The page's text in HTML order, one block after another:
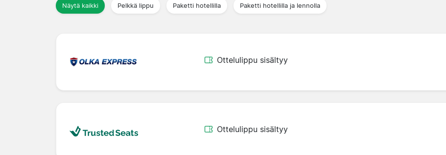
Näytä kaikki Pelkkä lippu Paketti hotellilla Paketti hotellilla ja lennolla
Ottelulippu sisältyy
Ottelulippu sisältyy